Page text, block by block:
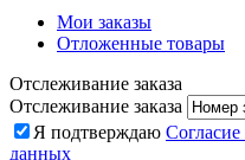
Мои заказы
Отложенные товары
Отслеживание заказа
Отслеживание заказа
Я подтверждаю
данных